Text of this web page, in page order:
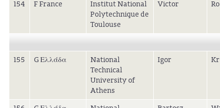
154 F France
Institut National
Polytechnique de
Toulouse
Victor
155 G Ελλάδα
National
Technical
University of
Athens
Igor